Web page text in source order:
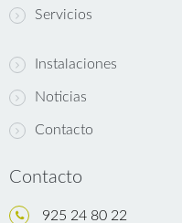
Servicios
Instalaciones
Noticias
Contacto
Contacto
925 24 80 22